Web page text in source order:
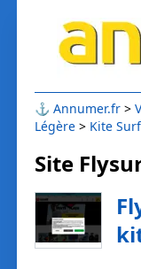
⚓ Annumer.fr
Légère
Kite Surf
Site